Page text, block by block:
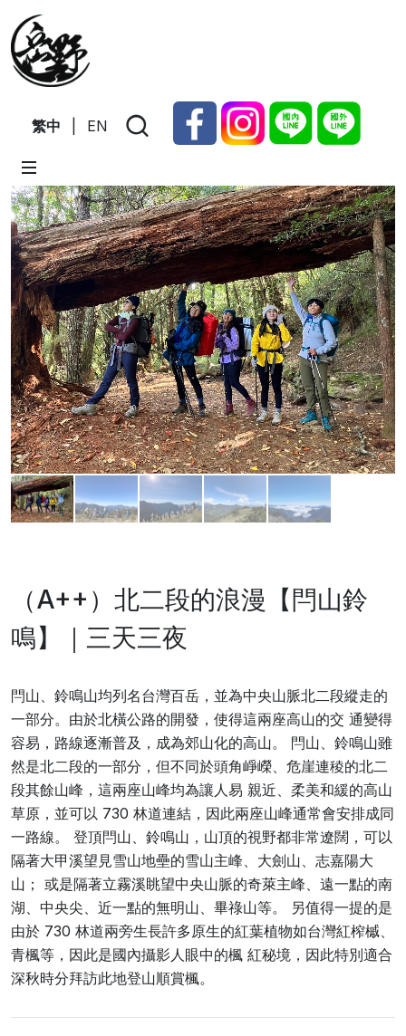
繁中 EN
（A++）北二段的浪漫【閂山鈴
鳴】｜三天三夜
閂山、鈴鳴山均列名台灣百岳，並為中央山脈北二段縱走的
一部分。由於北橫公路的開發，使得這兩座高山的交 通變得
容易，路線逐漸普及，成為郊山化的高山。 閂山、鈴鳴山雖
然是北二段的一部分，但不同於頭角崢嶸、危崖連稜的北二
段其餘山峰，這兩座山峰均為讓人易 親近、柔美和緩的高山
草原，並可以 730 林道連結，因此兩座山峰通常會安排成同
一路線。 登頂閂山、鈴鳴山，山頂的視野都非常遼闊，可以
隔著大甲溪望見雪山地壘的雪山主峰、大劍山、志嘉陽大
山； 或是隔著立霧溪眺望中央山脈的奇萊主峰、遠一點的南
湖、中央尖、近一點的無明山、畢祿山等。 另值得一提的是
由於 730 林道兩旁生長許多原生的紅葉植物如台灣紅榨槭、
青楓等，因此是國內攝影人眼中的楓 紅秘境，因此特別適合
深秋時分拜訪此地登山順賞楓。